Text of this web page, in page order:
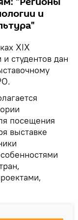
и
XIX
студентов дан
посещения
выставке